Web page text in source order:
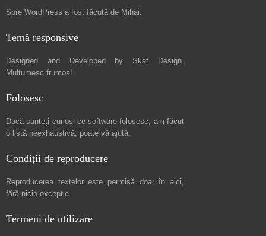
Spre WordPress a fost făcută de Mihai.
Temă responsive
Designed and Developed by Skat Design.
Mulțumesc frumos!
Folosesc
Dacă sunteți curioși ce software folosesc, am făcut
o listă neexhaustivă, poate vă ajută.
Condiții de reproducere
Reproducerea textelor este permisă doar în aici,
fără nicio excepție.
Termeni de utilizare